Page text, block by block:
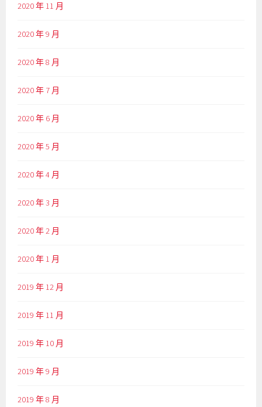
2020 年 11 月
2020 年 9 月
2020 年 8 月
2020 年 7 月
2020 年 6 月
2020 年 5 月
2020 年 4 月
2020 年 3 月
2020 年 2 月
2020 年 1 月
2019 年 12 月
2019 年 11 月
2019 年 10 月
2019 年 9 月
2019 年 8 月